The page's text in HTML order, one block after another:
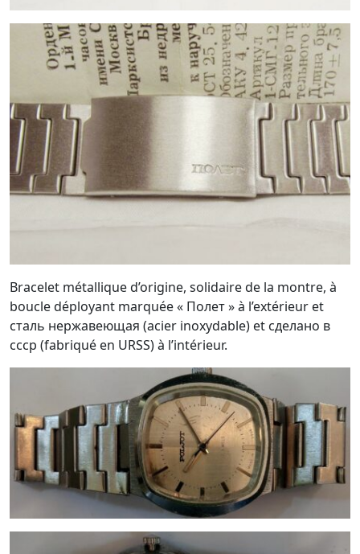
Bracelet métallique d’origine, solidaire de la montre, à
boucle déployant marquée « Полет » à l’extérieur et
сталь нержавеющая (acier inoxydable) et cделано в
cccp (fabriqué en URSS) à l’intérieur.